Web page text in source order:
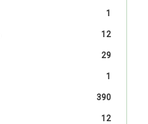
1
12
29
1
390
12